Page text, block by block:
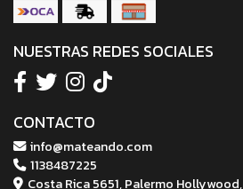
NUESTRAS REDES SOCIALES
CONTACTO
info@mateando.com
1138487225
Costa Rica 5651, Palermo